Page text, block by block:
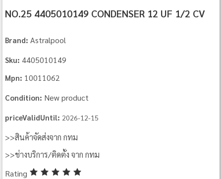
NO.25 4405010149 CONDENSER 12 UF 1/2 CV
Brand: Astralpool
Sku: 4405010149
Mpn: 10011062
Condition: New product
priceValidUntil: 2026-12-15
>>สินค้าจัดส่งจาก กทม
>>ช่างบริการ/ติดตั้ง จาก กทม
Rating